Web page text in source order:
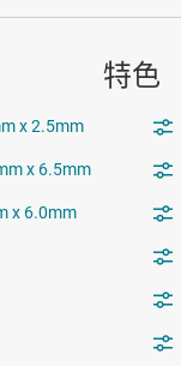
x 2.5mm
x 6.5mm
x 6.0mm
特色